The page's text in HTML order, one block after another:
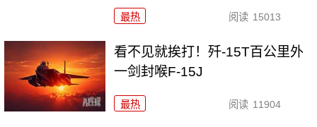
最热 阅读 15013
看不见就挨打！歼-15T百公里外
一剑封喉F-15J
最热 阅读 11904